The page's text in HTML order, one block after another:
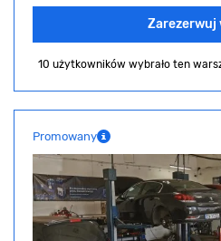
Zarezerwuj
10 użytkowników wybrało ten
Promowany